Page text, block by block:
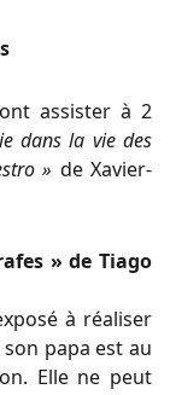
assister à 2
dans la vie des
» de Xavier-
» de Tiago
à réaliser
papa est au
Elle ne peut